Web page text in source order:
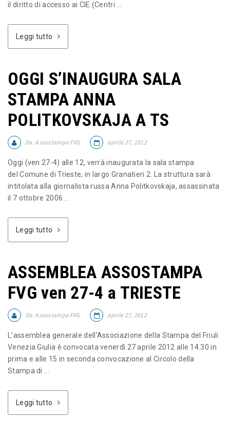
il diritto di accesso ai CIE (Centri ...
Leggi tutto
OGGI S’INAUGURA SALA
STAMPA ANNA
POLITKOVSKAJA A TS
Da:Assostampa FVG aprile 27, 2012
Oggi (ven 27-4) alle 12, verrà inaugurata la sala stampa
del Comune di Trieste, in largo Granatieri 2. La struttura sarà
intitolata alla giornalista russa Anna Politkovskaja, assassinata
il 7 ottobre 2006 ...
Leggi tutto
ASSEMBLEA ASSOSTAMPA
FVG ven 27-4 a TRIESTE
Da:Assostampa FVG aprile 27, 2012
L’assemblea generale dell’Associazione della Stampa del Friuli
Venezia Giulia è convocata venerdì 27 aprile 2012 alle 14.30 in
prima e alle 15 in seconda convocazione al Circolo della
Stampa di ...
Leggi tutto